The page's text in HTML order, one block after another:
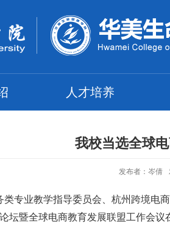
人才培养
我校当选全球
发布者：岑倩
专业教学指导委员会、杭州跨境电
坛暨全球电商教育发展联盟工作会议